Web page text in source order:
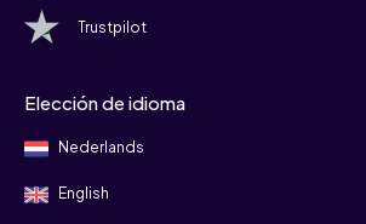
Trustpilot
Elección de idioma
Nederlands
English